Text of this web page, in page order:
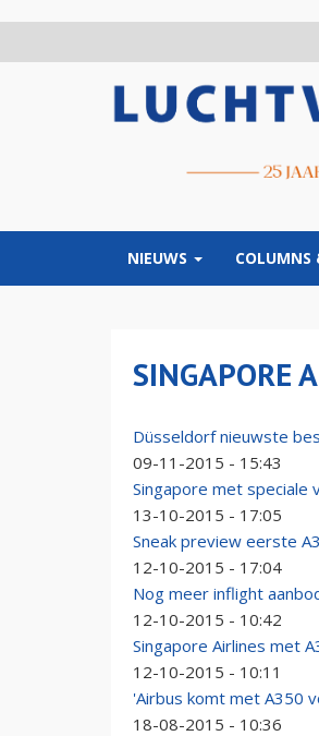
NIEUWS COLUMNS
SINGAPORE
Düsseldorf nieuwste
09-11-2015 - 15:43
Singapore met speciale
13-10-2015 - 17:05
Sneak preview eerste
12-10-2015 - 17:04
Nog meer inflight
12-10-2015 - 10:42
Singapore Airlines met
12-10-2015 - 10:11
'Airbus komt met A350
18-08-2015 - 10:36